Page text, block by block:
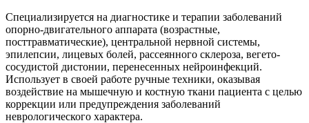
Специализируется на диагностике и терапии заболеваний
опорно-двигательного аппарата (возрастные,
посттравматические), центральной нервной системы,
эпилепсии, лицевых болей, рассеянного склероза, вегето-
сосудистой дистонии, перенесенных нейроинфекций.
Использует в своей работе ручные техники, оказывая
воздействие на мышечную и костную ткани пациента с целью
коррекции или предупреждения заболеваний
неврологического характера.